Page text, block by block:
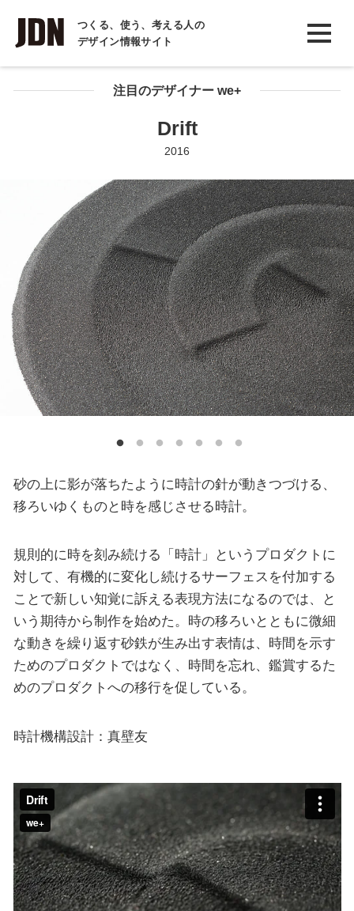
つくる、使う、考える人の
デザイン情報サイト
INTERVIEW
インタビュー
REPORT注目のデザイナー we+
Drift
2016
砂の上に影が落ちたように時計の針が動きつづける、
移ろいゆくものと時を感じさせる時計。
規則的に時を刻み続ける「時計」というプロダクトに
対して、有機的に変化し続けるサーフェスを付加する
ことで新しい知覚に訴える表現方法になるのでは、と
いう期待から制作を始めた。時の移ろいとともに微細
な動きを繰り返す砂鉄が生み出す表情は、時間を示す
ためのプロダクトではなく、時間を忘れ、鑑賞するた
めのプロダクトへの移行を促している。
時計機構設計：真壁友